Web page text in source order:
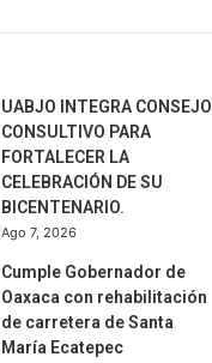
UABJO INTEGRA CONSEJO
CONSULTIVO PARA
FORTALECER LA
CELEBRACIÓN DE SU
BICENTENARIO.
Ago 7, 2026
Cumple Gobernador de
Oaxaca con rehabilitación
de carretera de Santa
María Ecatepec